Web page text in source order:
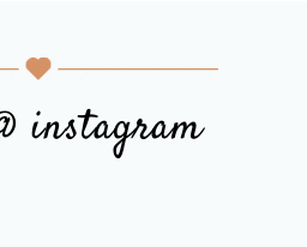
instagram